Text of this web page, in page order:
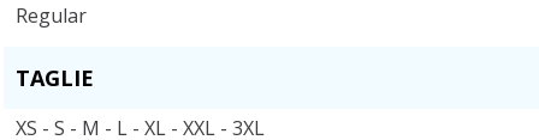
Regular
TAGLIE
XS - S - M - L - XL - XXL - 3XL